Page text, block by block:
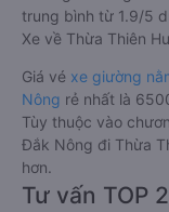
trung bình từ 1.9/5
Xe về Thừa Thiên
Giá vé xe giường
Nông rẻ nhất là
Tùy thuộc vào
Đắk Nông đi Thừa
hơn.
Tư vấn TOP